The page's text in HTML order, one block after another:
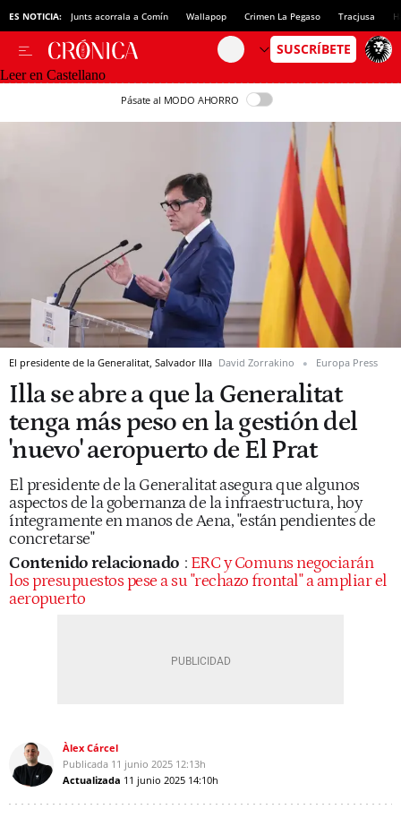
ES NOTICIA: Junts acorrala a Comín Wallapop Crimen La Pegaso Tracjusa
Leer en Castellano
Pásate al MODO AHORRO
El presidente de la Generalitat, Salvador Illa David Zorrakino Europa Press
Illa se abre a que la Generalitat
tenga más peso en la gestión del
'nuevo' aeropuerto de El Prat
El presidente de la Generalitat asegura que algunos
aspectos de la gobernanza de la infraestructura, hoy
íntegramente en manos de Aena, "están pendientes de
concretarse"
Contenido relacionado : ERC y Comuns negociarán
los presupuestos pese a su "rechazo frontal" a ampliar el
aeropuerto
Àlex Cárcel
Publicada 11 junio 2025 12:13h
Actualizada 11 junio 2025 14:10h